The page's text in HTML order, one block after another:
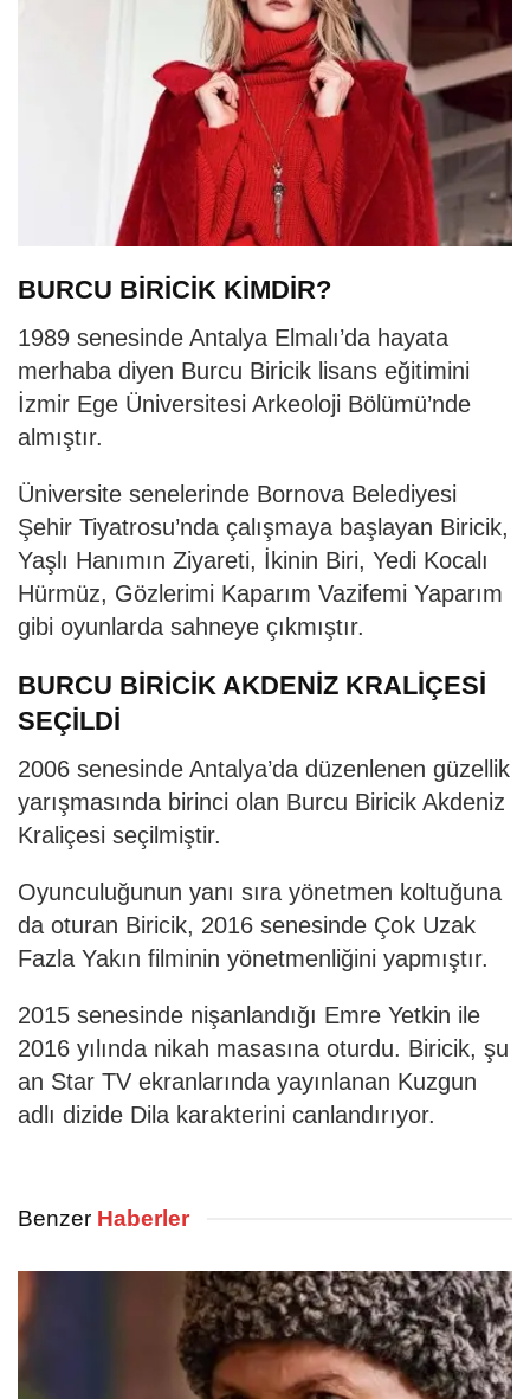
BURCU BİRİCİK KİMDİR?
1989 senesinde Antalya Elmalı’da hayata
merhaba diyen Burcu Biricik lisans eğitimini
İzmir Ege Üniversitesi Arkeoloji Bölümü’nde
almıştır.
Üniversite senelerinde Bornova Belediyesi
Şehir Tiyatrosu’nda çalışmaya başlayan Biricik,
Yaşlı Hanımın Ziyareti, İkinin Biri, Yedi Kocalı
Hürmüz, Gözlerimi Kaparım Vazifemi Yaparım
gibi oyunlarda sahneye çıkmıştır.
BURCU BİRİCİK AKDENİZ KRALİÇESİ
SEÇİLDİ
2006 senesinde Antalya’da düzenlenen güzellik
yarışmasında birinci olan Burcu Biricik Akdeniz
Kraliçesi seçilmiştir.
Oyunculuğunun yanı sıra yönetmen koltuğuna
da oturan Biricik, 2016 senesinde Çok Uzak
Fazla Yakın filminin yönetmenliğini yapmıştır.
2015 senesinde nişanlandığı Emre Yetkin ile
2016 yılında nikah masasına oturdu. Biricik, şu
an Star TV ekranlarında yayınlanan Kuzgun
adlı dizide Dila karakterini canlandırıyor.
Benzer Haberler